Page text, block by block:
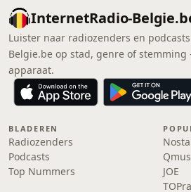
InternetRadio-
Luister naar radiozenders en
Belgie.be op stad, genre of
apparaat.
BLADEREN
Radiozenders
Podcasts
Top Nummers
JOE